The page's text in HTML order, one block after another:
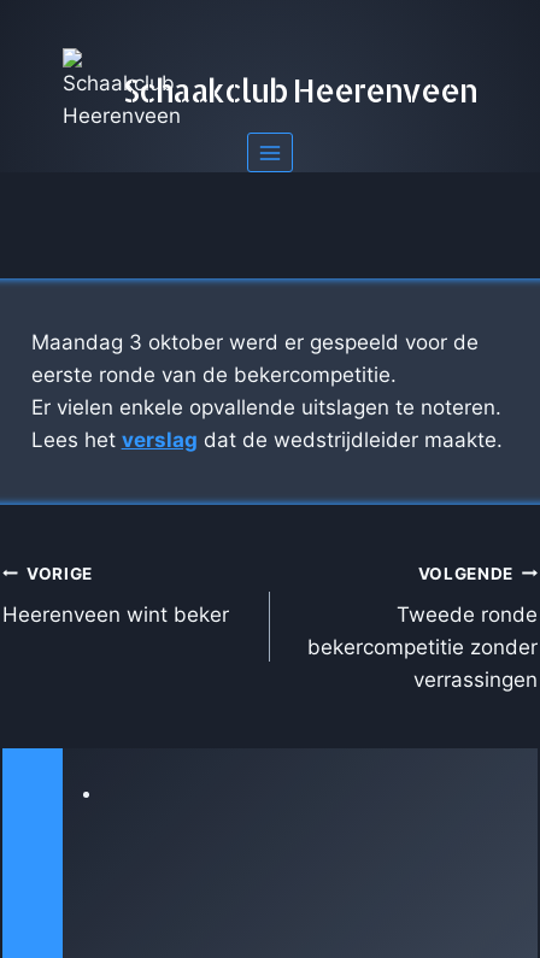
inhoud
Schaakclub Heerenveen
Maandag 3 oktober werd er gespeeld voor de
eerste ronde van de bekercompetitie.
Er vielen enkele opvallende uitslagen te noteren.
Lees het verslag dat de wedstrijdleider maakte.
BERICHT
NAVIGATIE
VORIGE
Heerenveen wint beker
VOLGENDE
Tweede ronde
bekercompetitie zonder
verrassingen